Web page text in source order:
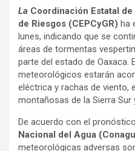
La Coordinación Estatal
de Riesgos (CEPCyGR) ha
lunes, indicando que se
áreas de tormentas
parte del estado de Oaxaca.
meteorológicos estarán
eléctrica y rachas de viento,
montañosas de la Sierra Sur
De acuerdo con el
Nacional del Agua
meteorológicas adversas